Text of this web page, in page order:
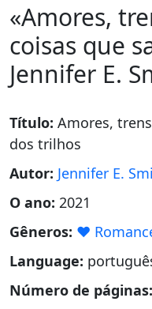
«Amores,
coisas que
Jennifer E.
Título: Amores,
dos trilhos
Autor: Jennifer E.
O ano: 2021
Gêneros: ❤️
Language:
Número de páginas: